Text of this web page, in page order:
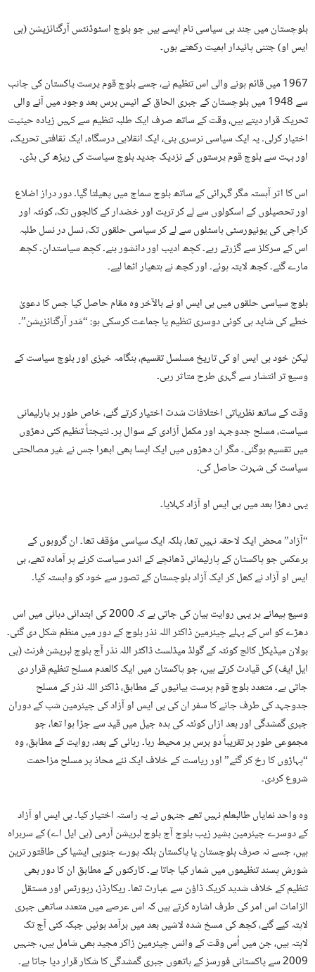
بلوچستان میں چند ہی سیاسی نام ایسے ہیں جو بلوچ اسٹوڈنٹس آرگنائزیشن (بی
ایس او) جتنی پائیدار اہمیت رکھتے ہوں۔
1967 میں قائم ہونے والی اس تنظیم نے، جسے بلوچ قوم پرست پاکستان کی جانب
سے 1948 میں بلوچستان کے جبری الحاق کے انیس برس بعد وجود میں آنے والی
تحریک قرار دیتے ہیں، وقت کے ساتھ صرف ایک طلبہ تنظیم سے کہیں زیادہ حیثیت
اختیار کرلی۔ یہ ایک سیاسی نرسری بنی، ایک انقلابی درسگاہ، ایک ثقافتی تحریک،
اور بہت سے بلوچ قوم پرستوں کے نزدیک جدید بلوچ سیاست کی ریڑھ کی ہڈی۔
اس کا اثر آہستہ مگر گہرائی کے ساتھ بلوچ سماج میں پھیلتا گیا۔ دور دراز اضلاع
اور تحصیلوں کے اسکولوں سے لے کر تربت اور خضدار کے کالجوں تک، کوئٹہ اور
کراچی کی یونیورسٹی ہاسٹلوں سے لے کر سیاسی حلقوں تک، نسل در نسل طلبہ
اس کے سرکلز سے گزرتے رہے۔ کچھ ادیب اور دانشور بنے۔ کچھ سیاستدان۔ کچھ
مارے گئے۔ کچھ لاپتہ ہوئے۔ اور کچھ نے ہتھیار اٹھا لیے۔
بلوچ سیاسی حلقوں میں بی ایس او نے بالآخر وہ مقام حاصل کیا جس کا دعویٰ
خطے کی شاید ہی کوئی دوسری تنظیم یا جماعت کرسکی ہو: “مَدر آرگنائزیشن”۔
لیکن خود بی ایس او کی تاریخ مسلسل تقسیم، ہنگامہ خیزی اور بلوچ سیاست کے
وسیع تر انتشار سے گہری طرح متاثر رہی۔
وقت کے ساتھ نظریاتی اختلافات شدت اختیار کرتے گئے، خاص طور پر پارلیمانی
سیاست، مسلح جدوجہد اور مکمل آزادی کے سوال پر۔ نتیجتاً تنظیم کئی دھڑوں
میں تقسیم ہوگئی۔ مگر ان دھڑوں میں ایک ایسا بھی ابھرا جس نے غیر مصالحتی
سیاست کی شہرت حاصل کی۔
یہی دھڑا بعد میں بی ایس او آزاد کہلایا۔
“آزاد” محض ایک لاحقہ نہیں تھا، بلکہ ایک سیاسی مؤقف تھا۔ ان گروہوں کے
برعکس جو پاکستان کے پارلیمانی ڈھانچے کے اندر سیاست کرنے پر آمادہ تھے، بی
ایس او آزاد نے کھل کر ایک آزاد بلوچستان کے تصور سے خود کو وابستہ کیا۔
وسیع پیمانے پر یہی روایت بیان کی جاتی ہے کہ 2000 کی ابتدائی دہائی میں اس
دھڑے کو اس کے پہلے چیئرمین ڈاکٹر اللہ نذر بلوچ کے دور میں منظم شکل دی گئی۔
بولان میڈیکل کالج کوئٹہ کے گولڈ میڈلسٹ ڈاکٹر اللہ نذر آج بلوچ لبریشن فرنٹ (بی
ایل ایف) کی قیادت کرتے ہیں، جو پاکستان میں ایک کالعدم مسلح تنظیم قرار دی
جاتی ہے۔ متعدد بلوچ قوم پرست بیانیوں کے مطابق، ڈاکٹر اللہ نذر کے مسلح
جدوجہد کی طرف جانے کا سفر ان کی بی ایس او آزاد کی چیئرمین شپ کے دوران
جبری گمشدگی اور بعد ازاں کوئٹہ کی ہدہ جیل میں قید سے جڑا ہوا تھا، جو
مجموعی طور پر تقریباً دو برس پر محیط رہا۔ رہائی کے بعد، روایت کے مطابق، وہ
“پہاڑوں کا رخ کر گئے” اور ریاست کے خلاف ایک نئے محاذ پر مسلح مزاحمت
شروع کردی۔
وہ واحد نمایاں طالبعلم نہیں تھے جنہوں نے یہ راستہ اختیار کیا۔ بی ایس او آزاد
کے دوسرے چیئرمین بشیر زیب بلوچ آج بلوچ لبریشن آرمی (بی ایل اے) کے سربراہ
ہیں، جسے نہ صرف بلوچستان یا پاکستان بلکہ پورے جنوبی ایشیا کی طاقتور ترین
شورش پسند تنظیموں میں شمار کیا جاتا ہے۔ کارکنوں کے مطابق ان کا دور بھی
تنظیم کے خلاف شدید کریک ڈاؤن سے عبارت تھا۔ ریکارڈز، رپورٹس اور مستقل
الزامات اس امر کی طرف اشارہ کرتے ہیں کہ اس عرصے میں متعدد ساتھی جبری
لاپتہ کیے گئے، کچھ کی مسخ شدہ لاشیں بعد میں برآمد ہوئیں جبکہ کئی آج تک
لاپتہ ہیں، جن میں اُس وقت کے وائس چیئرمین زاکر مجید بھی شامل ہیں، جنہیں
2009 سے پاکستانی فورسز کے ہاتھوں جبری گمشدگی کا شکار قرار دیا جاتا ہے۔